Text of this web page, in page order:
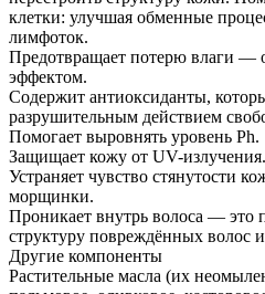
клетки: улучшая обменные
лимфоток.
Предотвращает потерю влаги —
эффектом.
Содержит антиоксиданты,
разрушительным действием
Помогает выровнять уровень Ph.
Защищает кожу от UV-излучения.
Устраняет чувство стянутости
морщинки.
Проникает внутрь волоса — это
структуру повреждённых волос
Другие компоненты
Растительные масла (их